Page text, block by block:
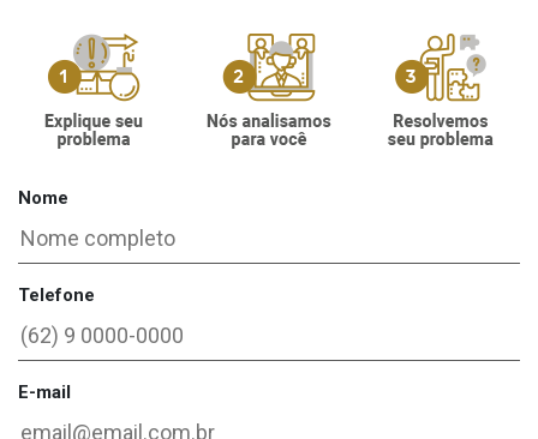
Nome
Telefone
E-mail